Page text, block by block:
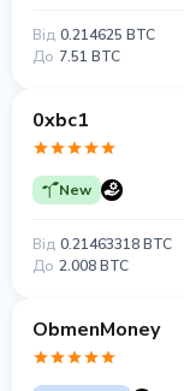
Від 0.214625 BTC
До 7.51 BTC
0xbc1
New
Від 0.21463318 BTC
До 2.008 BTC
ObmenMoney